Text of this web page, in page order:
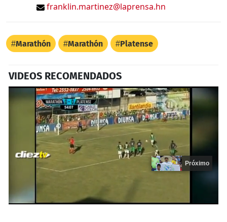
franklin.martinez@laprensa.hn
Marathón Marathón Platense
VIDEOS RECOMENDADOS
Próximo